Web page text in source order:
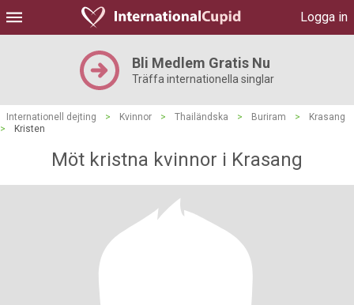
Logga in
Bli Medlem Gratis Nu
Träffa internationella singlar
Internationell dejting > Kvinnor > Thailändska > Buriram >
Krasang
>
Kristen
Möt kristna kvinnor i Krasang